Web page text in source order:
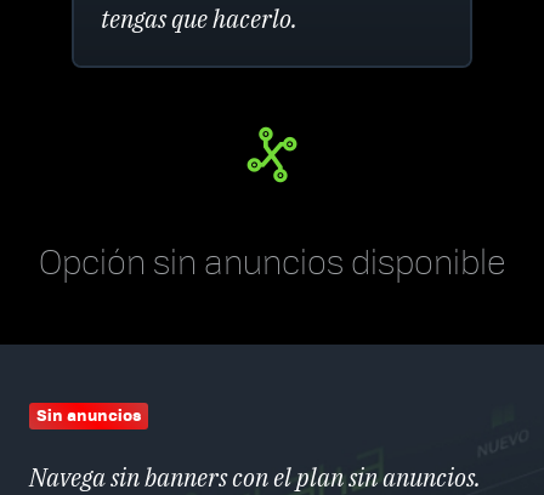
tengas que hacerlo.
Opción sin anuncios disponible
Sin anuncios
Navega sin banners con el plan sin anuncios.